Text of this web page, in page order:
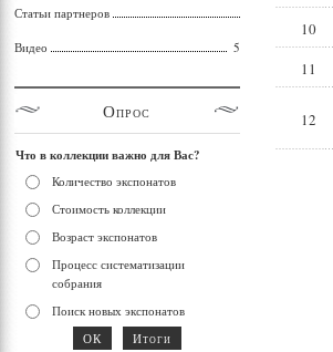
10
11
12
Статьи партнеров
Видео 5
Опрос
Что в коллекции важно для Вас?
Количество экспонатов
Стоимость коллекции
Возраст экспонатов
Процесс систематизации
собрания
Поиск новых экспонатов